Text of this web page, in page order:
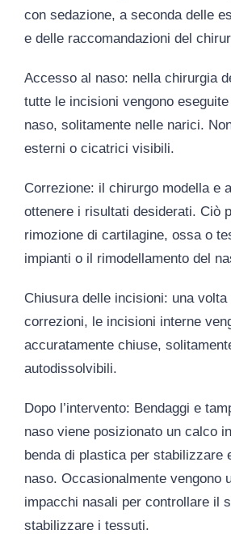
con sedazione, a seconda delle
e delle raccomandazioni del
Accesso al naso: nella chirurgia
tutte le incisioni vengono eseguite
naso, solitamente nelle narici.
esterni o cicatrici visibili.
Correzione: il chirurgo modella e
ottenere i risultati desiderati. Ciò
rimozione di cartilagine, ossa o
impianti o il rimodellamento del
Chiusura delle incisioni: una
correzioni, le incisioni interne
accuratamente chiuse,
autodissolvibili.
Dopo l’intervento: Bendaggi e
naso viene posizionato un calco
benda di plastica per stabilizzare
naso. Occasionalmente vengono
impacchi nasali per controllare il
stabilizzare i tessuti.